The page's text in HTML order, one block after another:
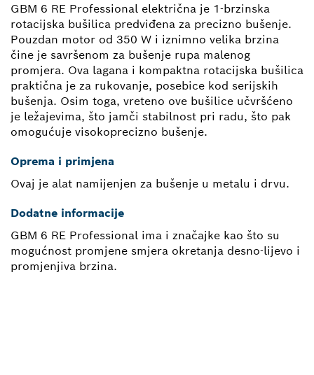
GBM 6 RE Professional električna je 1-brzinska
rotacijska bušilica predviđena za precizno bušenje.
Pouzdan motor od 350 W i iznimno velika brzina
čine je savršenom za bušenje rupa malenog
promjera. Ova lagana i kompaktna rotacijska bušilica
praktična je za rukovanje, posebice kod serijskih
bušenja. Osim toga, vreteno ove bušilice učvršćeno
je ležajevima, što jamči stabilnost pri radu, što pak
omogućuje visokoprecizno bušenje.
Oprema i primjena
Ovaj je alat namijenjen za bušenje u metalu i drvu.
Dodatne informacije
GBM 6 RE Professional ima i značajke kao što su
mogućnost promjene smjera okretanja desno-lijevo i
promjenjiva brzina.